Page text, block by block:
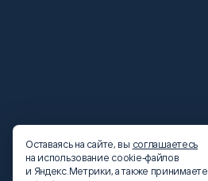
Оставаясь на сайте, вы соглашаетесь
на использование cookie-файлов
и Яндекс.Метрики, а также принимаете